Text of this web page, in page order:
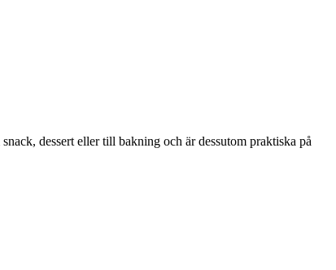
dessert eller till bakning och är dessutom praktiska på